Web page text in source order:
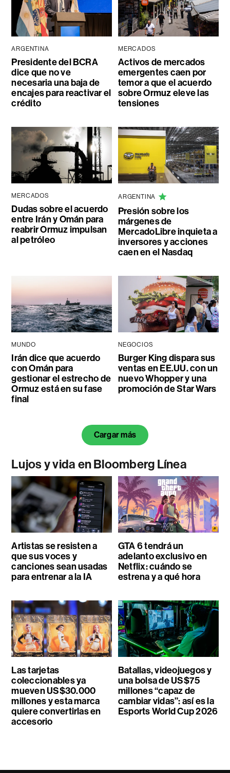
ARGENTINA
Presidente del BCRA
dice que no ve
necesaria una baja de
encajes para reactivar el
crédito
MERCADOS
Activos de mercados
emergentes caen por
temor a que el acuerdo
sobre Ormuz eleve las
tensiones
MERCADOS
Dudas sobre el acuerdo
entre Irán y Omán para
reabrir Ormuz impulsan
al petróleo
ARGENTINA
Presión sobre los
márgenes de
MercadoLibre inquieta a
inversores y acciones
caen en el Nasdaq
MUNDO
Irán dice que acuerdo
con Omán para
gestionar el estrecho de
Ormuz está en su fase
final
NEGOCIOS
Burger King dispara sus
ventas en EE.UU. con un
nuevo Whopper y una
promoción de Star Wars
Cargar más
Lujos y vida en Bloomberg Línea
Artistas se resisten a
que sus voces y
canciones sean usadas
para entrenar a la IA
GTA 6 tendrá un
adelanto exclusivo en
Netflix: cuándo se
estrena y a qué hora
Las tarjetas
coleccionables ya
mueven US$30.000
millones y esta marca
quiere convertirlas en
accesorio
Batallas, videojuegos y
una bolsa de US$75
millones “capaz de
cambiar vidas”: así es la
Esports World Cup 2026